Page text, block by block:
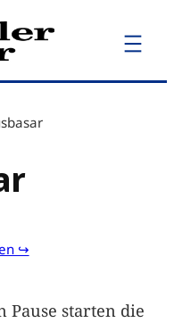
↪
Pause starten die